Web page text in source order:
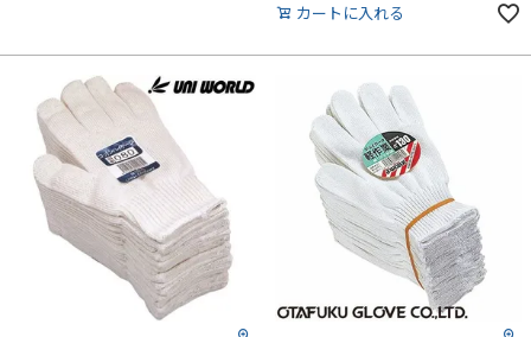
カートに入れる